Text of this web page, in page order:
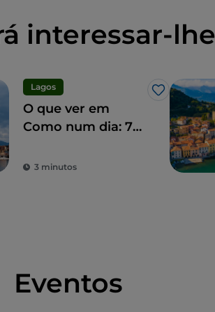
interessar-lhe
Lagos
Gosto
O que ver em
Como num dia: 7
imperdíveis
3 minutos
Eventos